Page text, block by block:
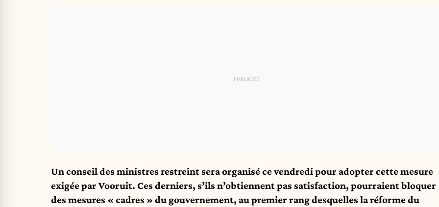
Un conseil des ministres restreint sera organisé ce vendredi pour adopter cette mesure
exigée par Vooruit. Ces derniers, s’ils n’obtiennent pas satisfaction, pourraient bloquer
des mesures « cadres » du gouvernement, au premier rang desquelles la réforme du